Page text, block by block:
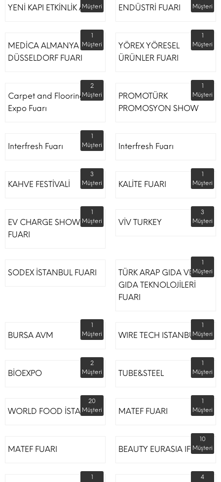
YENİ KAPI ETKİNLİK ALANI
Müşteri
ENDÜSTRİ FUARI
Müşteri
MEDİCA ALMANYA
DÜSSELDORF FUARI
1
Müşteri
YÖREX YÖRESEL
ÜRÜNLER FUARI
1
Müşteri
Carpet and Flooring
Expo Fuarı
2
Müşteri
PROMOTÜRK
PROMOSYON SHOW
1
Müşteri
Interfresh Fuarı
1
Müşteri
Interfresh Fuarı
KAHVE FESTİVALİ
3
Müşteri
KALİTE FUARI
1
Müşteri
EV CHARGE SHOW
FUARI
1
Müşteri
VİV TURKEY
3
Müşteri
SODEX İSTANBUL FUARI
TÜRK ARAP GIDA VE
GIDA TEKNOLOJİLERİ
FUARI
1
Müşteri
BURSA AVM
1
Müşteri
WIRE TECH ISTANBUL
1
Müşteri
BİOEXPO
2
Müşteri
TUBE&STEEL
1
Müşteri
WORLD FOOD İSTANBUL
20
Müşteri
MATEF FUARI
1
Müşteri
MATEF FUARI BEAUTY EURASIA IFM
10
Müşteri
1
4